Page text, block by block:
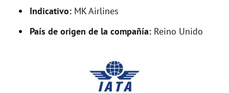
Indicativo: MK Airlines
País de origen de la compañía: Reino Unido